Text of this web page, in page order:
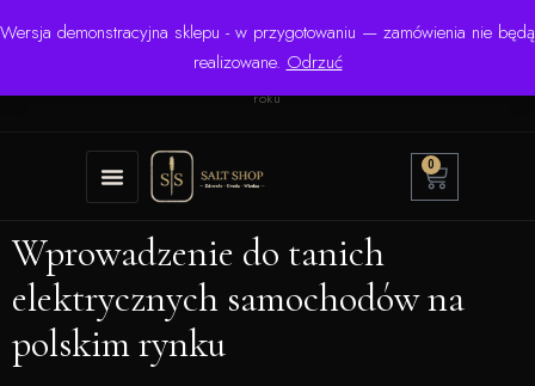
Wersja demonstracyjna sklepu - w przygotowaniu — zamówienia nie będą
realizowane. Odrzuć
☎ +48 506 504 900
✉
krzysztof.lipinski@salinarium.com
Pon.–Pt. 8:00–16:00 | Bezpośredni importer od 1999
roku
0
Wprowadzenie do tanich
elektrycznych samochodów na
polskim rynku